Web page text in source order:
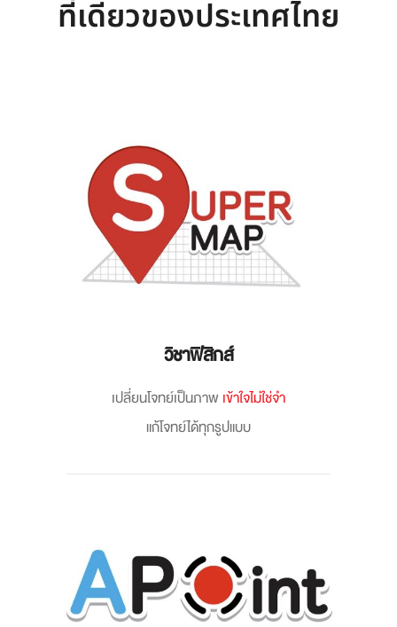
ที่เดียวของประเทศไทย
วิชาฟิสิกส์
เปลี่ยนโจทย์เป็นภาพเข้าใจไม่ใช่จำ
แก้โจทย์ได้ทุกรูปแบบ